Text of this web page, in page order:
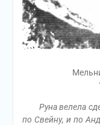
Руна велела
по Свейну, и по